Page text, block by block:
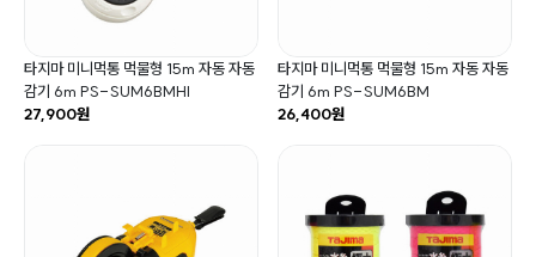
타지마 미니먹통 먹물형 15m 자동 자동
감기 6m PS-SUM6BMHI
27,900원
타지마 미니먹통 먹물형 15m 자동 자동
감기 6m PS-SUM6BM
26,400원